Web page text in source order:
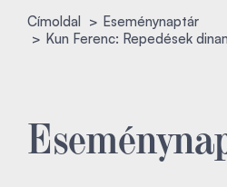
Címoldal
Eseménynaptár
Kun Ferenc: Repedések